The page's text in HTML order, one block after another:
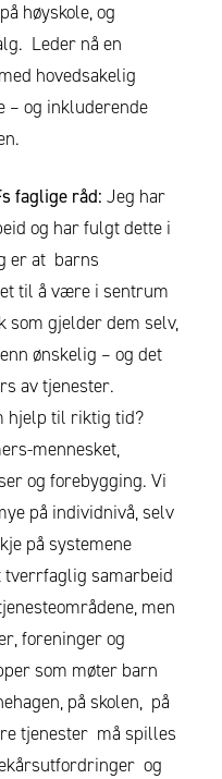
høyskole, og
Leder nå en
hovedsakelig
– og inkluderende
faglige råd: Jeg har
og har fulgt dette i
er at barns
til å være i sentrum
som gjelder dem selv,
ønskelig – og det
av tjenester.
hjelp til riktig tid?
mennesket,
og forebygging. Vi
på individnivå, selv
på systemene
samarbeid
men
foreninger og
som møter barn
på skolen, på
tjenester må spilles
og